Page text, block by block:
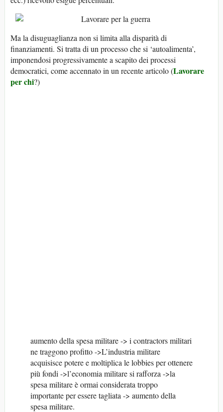
Ma la disuguaglianza non si limita alla disparità di
finanziamenti. Si tratta di un processo che si ‘autoalimenta’,
imponendosi progressivamente a scapito dei processi
democratici, come accennato in un recente articolo (Lavorare
per chi?)
aumento della spesa militare -> i contractors militari
ne traggono profitto ->L’industria militare
acquisisce potere e moltiplica le lobbies per ottenere
più fondi ->l’economia militare si rafforza ->la
spesa militare è ormai considerata troppo
importante per essere tagliata -> aumento della
spesa militare.